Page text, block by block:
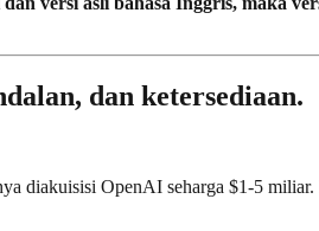
dan ketersediaan.
diakuisisi OpenAI seharga $1-5